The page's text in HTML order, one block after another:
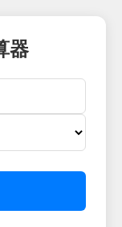
器